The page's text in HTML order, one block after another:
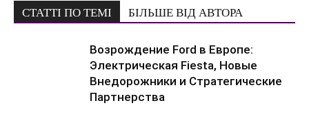
СТАТТІ ПО ТЕМІ БІЛЬШЕ ВІД АВТОРА
Возрождение Ford в Европе:
Электрическая Fiesta, Новые
Внедорожники и Стратегические
Партнерства